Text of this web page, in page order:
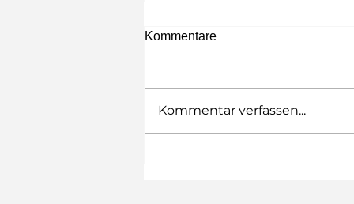
Kommentare
Kommentar verfassen...